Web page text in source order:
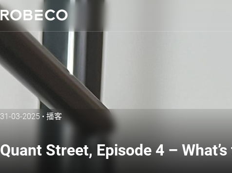
31-03-2025 • 播客
Quant Street, Episode 4 –